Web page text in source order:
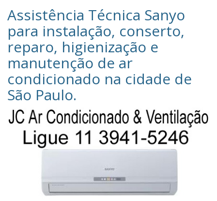
Assistência Técnica Sanyo‎
para instalação, conserto,
reparo, higienização e
manutenção de ar
condicionado na cidade de
São Paulo.